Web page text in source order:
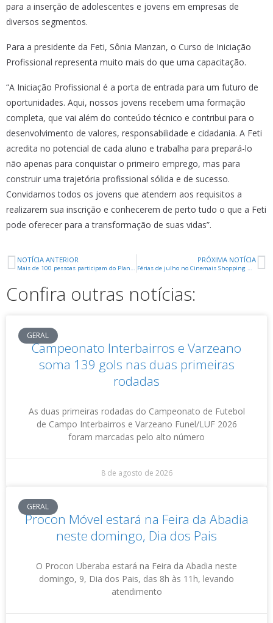
para a inserção de adolescentes e jovens em empresas de
diversos segmentos.
Para a presidente da Feti, Sônia Manzan, o Curso de Iniciação
Profissional representa muito mais do que uma capacitação.
“A Iniciação Profissional é a porta de entrada para um futuro de
oportunidades. Aqui, nossos jovens recebem uma formação
completa, que vai além do conteúdo técnico e contribui para o
desenvolvimento de valores, responsabilidade e cidadania. A Feti
acredita no potencial de cada aluno e trabalha para prepará-lo
não apenas para conquistar o primeiro emprego, mas para
construir uma trajetória profissional sólida e de sucesso.
Convidamos todos os jovens que atendem aos requisitos a
realizarem sua inscrição e conhecerem de perto tudo o que a Feti
pode oferecer para a transformação de suas vidas”.
NOTÍCIA ANTERIOR
Mais de 100 pessoas participam do Plantão Mais Motoristas; inscrições para o público em geral começam neste sábado
PRÓXIMA NOTÍCIA
Férias de julho no Cinemais Shopping Uberaba
Confira outras notícias:
GERAL
Campeonato Interbairros e Varzeano
soma 139 gols nas duas primeiras
rodadas
As duas primeiras rodadas do Campeonato de Futebol
de Campo Interbairros e Varzeano Funel/LUF 2026
foram marcadas pelo alto número
8 de agosto de 2026
GERAL
Procon Móvel estará na Feira da Abadia
neste domingo, Dia dos Pais
O Procon Uberaba estará na Feira da Abadia neste
domingo, 9, Dia dos Pais, das 8h às 11h, levando
atendimento